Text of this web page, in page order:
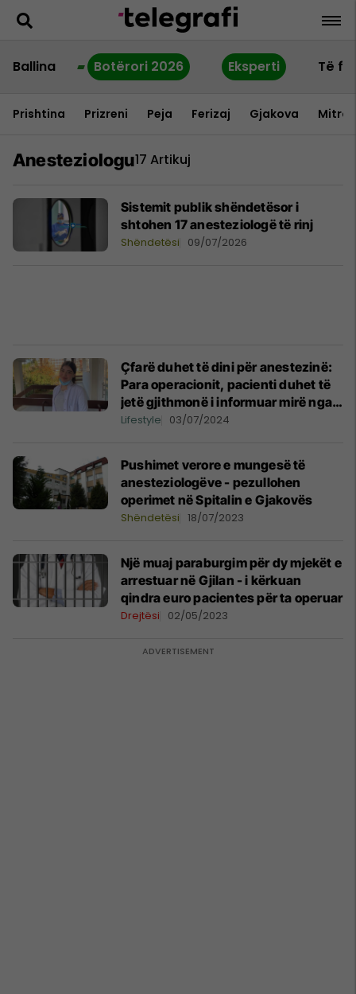
Ballina Botërori 2026 Eksperti Të
Prishtina Prizreni Peja Ferizaj Gjakova
Anesteziologu17 Artikuj
Sistemit publik shëndetësor i
shtohen 17 anesteziologë të rinj
Shëndetësi 09/07/2026
Çfarë duhet të dini për anestezinë:
Para operacionit, pacienti duhet të
jetë gjithmonë i informuar mirë nga
anesteziologu
Lifestyle 03/07/2024
Pushimet verore e mungesë të
anesteziologëve - pezullohen
operimet në Spitalin e Gjakovës
Shëndetësi 18/07/2023
Një muaj paraburgim për dy mjekët e
arrestuar në Gjilan - i kërkuan
qindra euro pacientes për ta operuar
Drejtësi 02/05/2023